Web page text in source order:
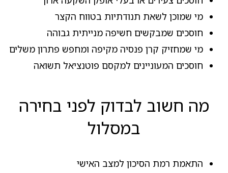
מי שמוכן לשאת תנודתיות בטווח הקצר
חוסכים שמבקשים חשיפה מנייתית גבוהה
מי שמחזיק קרן פנסיה מקיפה ומחפש פתרון משלים
חוסכים המעוניינים למקסם פוטנציאל תשואה
מה חשוב לבדוק לפני בחירה
במסלול
התאמת רמת הסיכון למצב האישי